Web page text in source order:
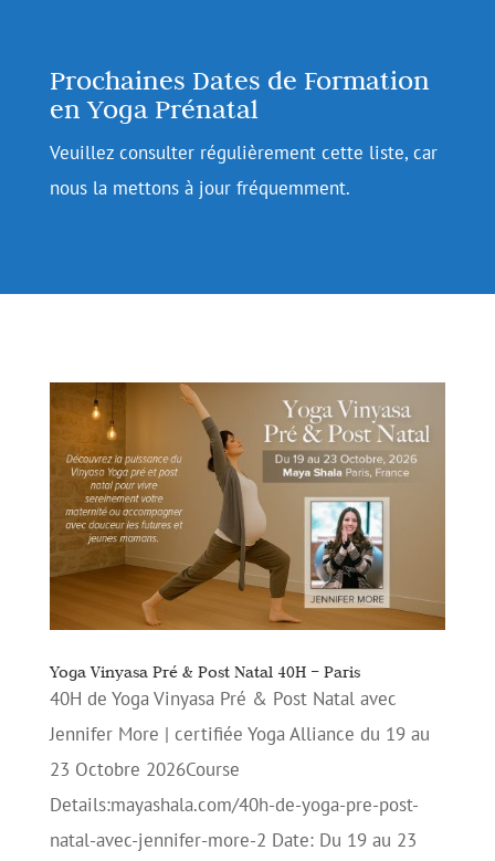
Prochaines Dates de Formation
en Yoga Prénatal
Veuillez consulter régulièrement cette liste, car
nous la mettons à jour fréquemment.
Yoga Vinyasa Pré & Post Natal 40H – Paris
40H de Yoga Vinyasa Pré & Post Natal avec
Jennifer More | certifiée Yoga Alliance du 19 au
23 Octobre 2026Course
Details:mayashala.com/40h-de-yoga-pre-post-
natal-avec-jennifer-more-2 Date: Du 19 au 23